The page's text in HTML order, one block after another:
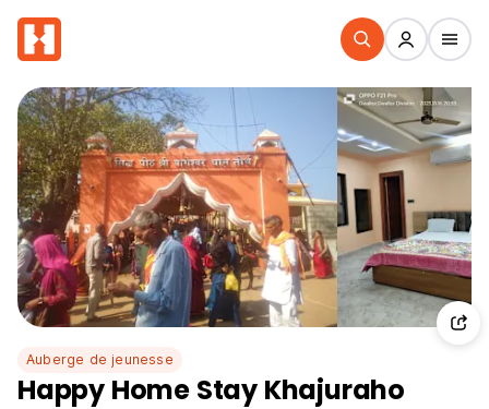
Auberge de jeunesse
Happy Home Stay Khajuraho